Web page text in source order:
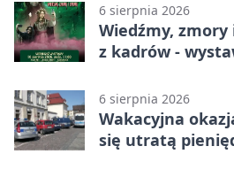
6 sierpnia 2026
Wiedźmy,
z kadrów -
6 sierpnia 2026
Wakacyjna
się utratą